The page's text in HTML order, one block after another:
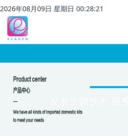
2026年08月09日 星期日 00:28:22
发展生物技术 服